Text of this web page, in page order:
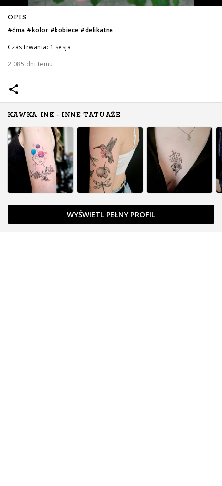
OPIS
#ćma #kolor #kobiece #delikatne
Czas trwania: 1 sesja
2 085 dni temu
KAWKA INK - INNE TATUAŻE
WYŚWIETL PEŁNY PROFIL